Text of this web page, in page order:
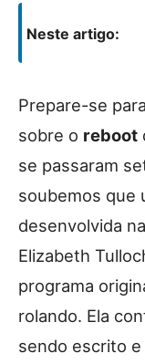
Neste artigo:
Prepare-se
sobre o reboot
se passaram
soubemos que
desenvolvida na
Elizabeth
programa
rolando. Ela
sendo escrito